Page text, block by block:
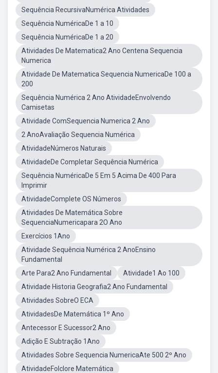
Sequência RecursivaNumérica Atividades
Sequência NuméricaDe 1 a 10
Sequência NuméricaDe 1 a 20
Atividades De Matematica2 Ano Centena Sequencia
Numerica
Atividade De Matematica Sequencia NumericaDe 100 a
200
Sequência Numérica 2 Ano AtividadeEnvolvendo
Camisetas
Atividade ComSequencia Numerica 2 Ano
2 AnoAvaliação Sequencia Numérica
AtividadeNúmeros Naturais
AtividadeDe Completar Sequência Numérica
Sequência NuméricaDe 5 Em 5 Acima De 400 Para
Imprimir
AtividadeComplete OS Números
Atividades De Matemática Sobre
SequenciaNumericapara 2O Ano
Exercícios 1Ano
Atividade Sequência Numérica 2 AnoEnsino
Fundamental
Arte Para2 Ano Fundamental
Atividade1 Ao 100
Atividade Historia Geografia2 Ano Fundamental
Atividades SobreO ECA
AtividadesDe Matemática 1º Ano
Antecessor E Sucessor2 Ano
Adição E Subtração 1Ano
Atividades Sobre Sequencia NumericaAte 500 2º Ano
AtividadeFolclore Matemática